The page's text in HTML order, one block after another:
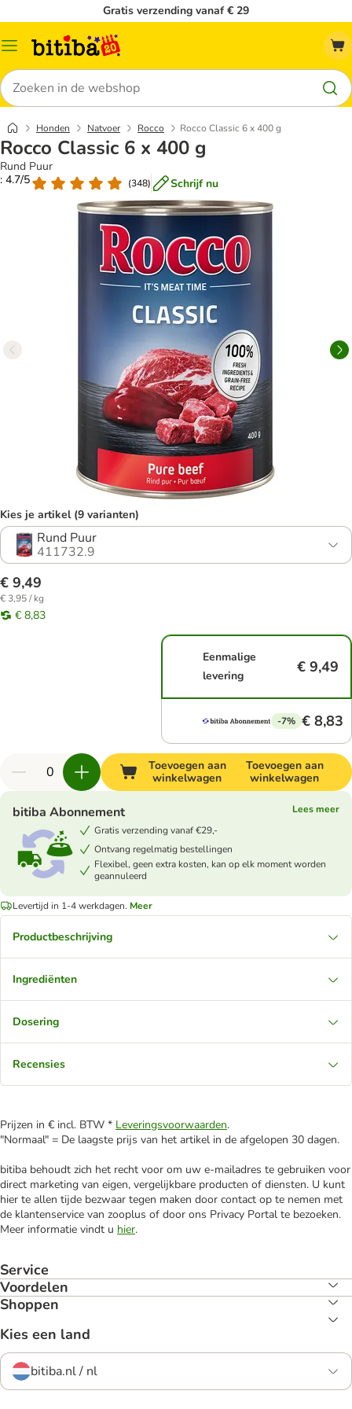
Gratis verzending vanaf € 29
Catalogusmenu
Zoeken
Honden Natvoer Rocco Rocco Classic 6 x 400 g
Rocco Classic 6 x 400 g
Rund Puur
: 4.7/5
(348) Schrijf nu
Kies je artikel (9 varianten)
Rund Puur
411732.9
€ 9,49
€ 3,95 / kg
€ 8,83
Eenmalige
levering
€ 9,49
-7% € 8,83
Toevoegen aan
winkelwagen
Toevoegen aan
winkelwagen
bitiba Abonnement
Lees meer
Gratis verzending vanaf €29,-
Ontvang regelmatig bestellingen
Flexibel, geen extra kosten, kan op elk moment worden
geannuleerd
Levertijd in 1-4 werkdagen. Meer
Productbeschrijving
Ingrediënten
Dosering
Recensies
Prijzen in € incl. BTW * Leveringsvoorwaarden.
"Normaal" = De laagste prijs van het artikel in de afgelopen 30 dagen.
bitiba behoudt zich het recht voor om uw e-mailadres te gebruiken voor
direct marketing van eigen, vergelijkbare producten of diensten. U kunt
hier te allen tijde bezwaar tegen maken door contact op te nemen met
de klantenservice van zooplus of door ons Privacy Portal te bezoeken.
Meer informatie vindt u hier.
Service
Voordelen
Shoppen
Kies een land
bitiba.nl / nl